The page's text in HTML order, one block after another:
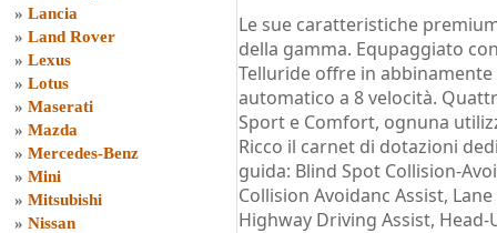
» Lancia
» Land Rover
» Lexus
» Lotus
» Maserati
» Mazda
» Mercedes-Benz
» Mini
» Mitsubishi
» Nissan
Le sue caratteristiche
della gamma. Equpaggiato
Telluride offre in
automatico a 8 velocità.
Sport e Comfort, ognuna
Ricco il carnet di dotazioni
guida: Blind Spot Collision-
Collision Avoidanc Assist,
Highway Driving Assist,